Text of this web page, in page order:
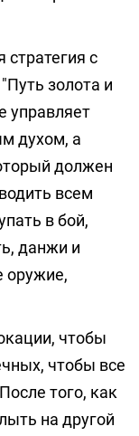
стратегия с
золота и
управляет
духом, а
должен
всем
в бой,
данжи и
оружие,
чтобы
чтобы все
того, как
на другой